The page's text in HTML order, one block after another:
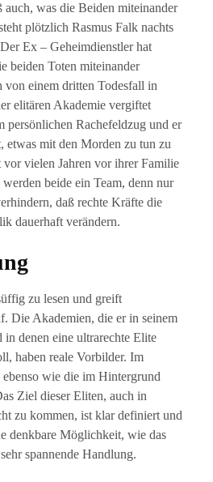
auch, was die Beiden miteinander
plötzlich Rasmus Falk nachts
Ex – Geheimdienstler hat
beiden Toten miteinander
einem dritten Todesfall in
elitären Akademie vergiftet
persönlichen Rachefeldzug und er
etwas mit den Morden zu tun zu
vor vielen Jahren vor ihrer Familie
beide ein Team, denn nur
daß rechte Kräfte die
dauerhaft verändern.
zu lesen und greift
Die Akademien, die er in seinem
in denen eine ultrarechte Elite
haben reale Vorbilder. Im
wie die im Hintergrund
Ziel dieser Eliten, auch in
zu kommen, ist klar definiert und
denkbare Möglichkeit, wie das
spannende Handlung.